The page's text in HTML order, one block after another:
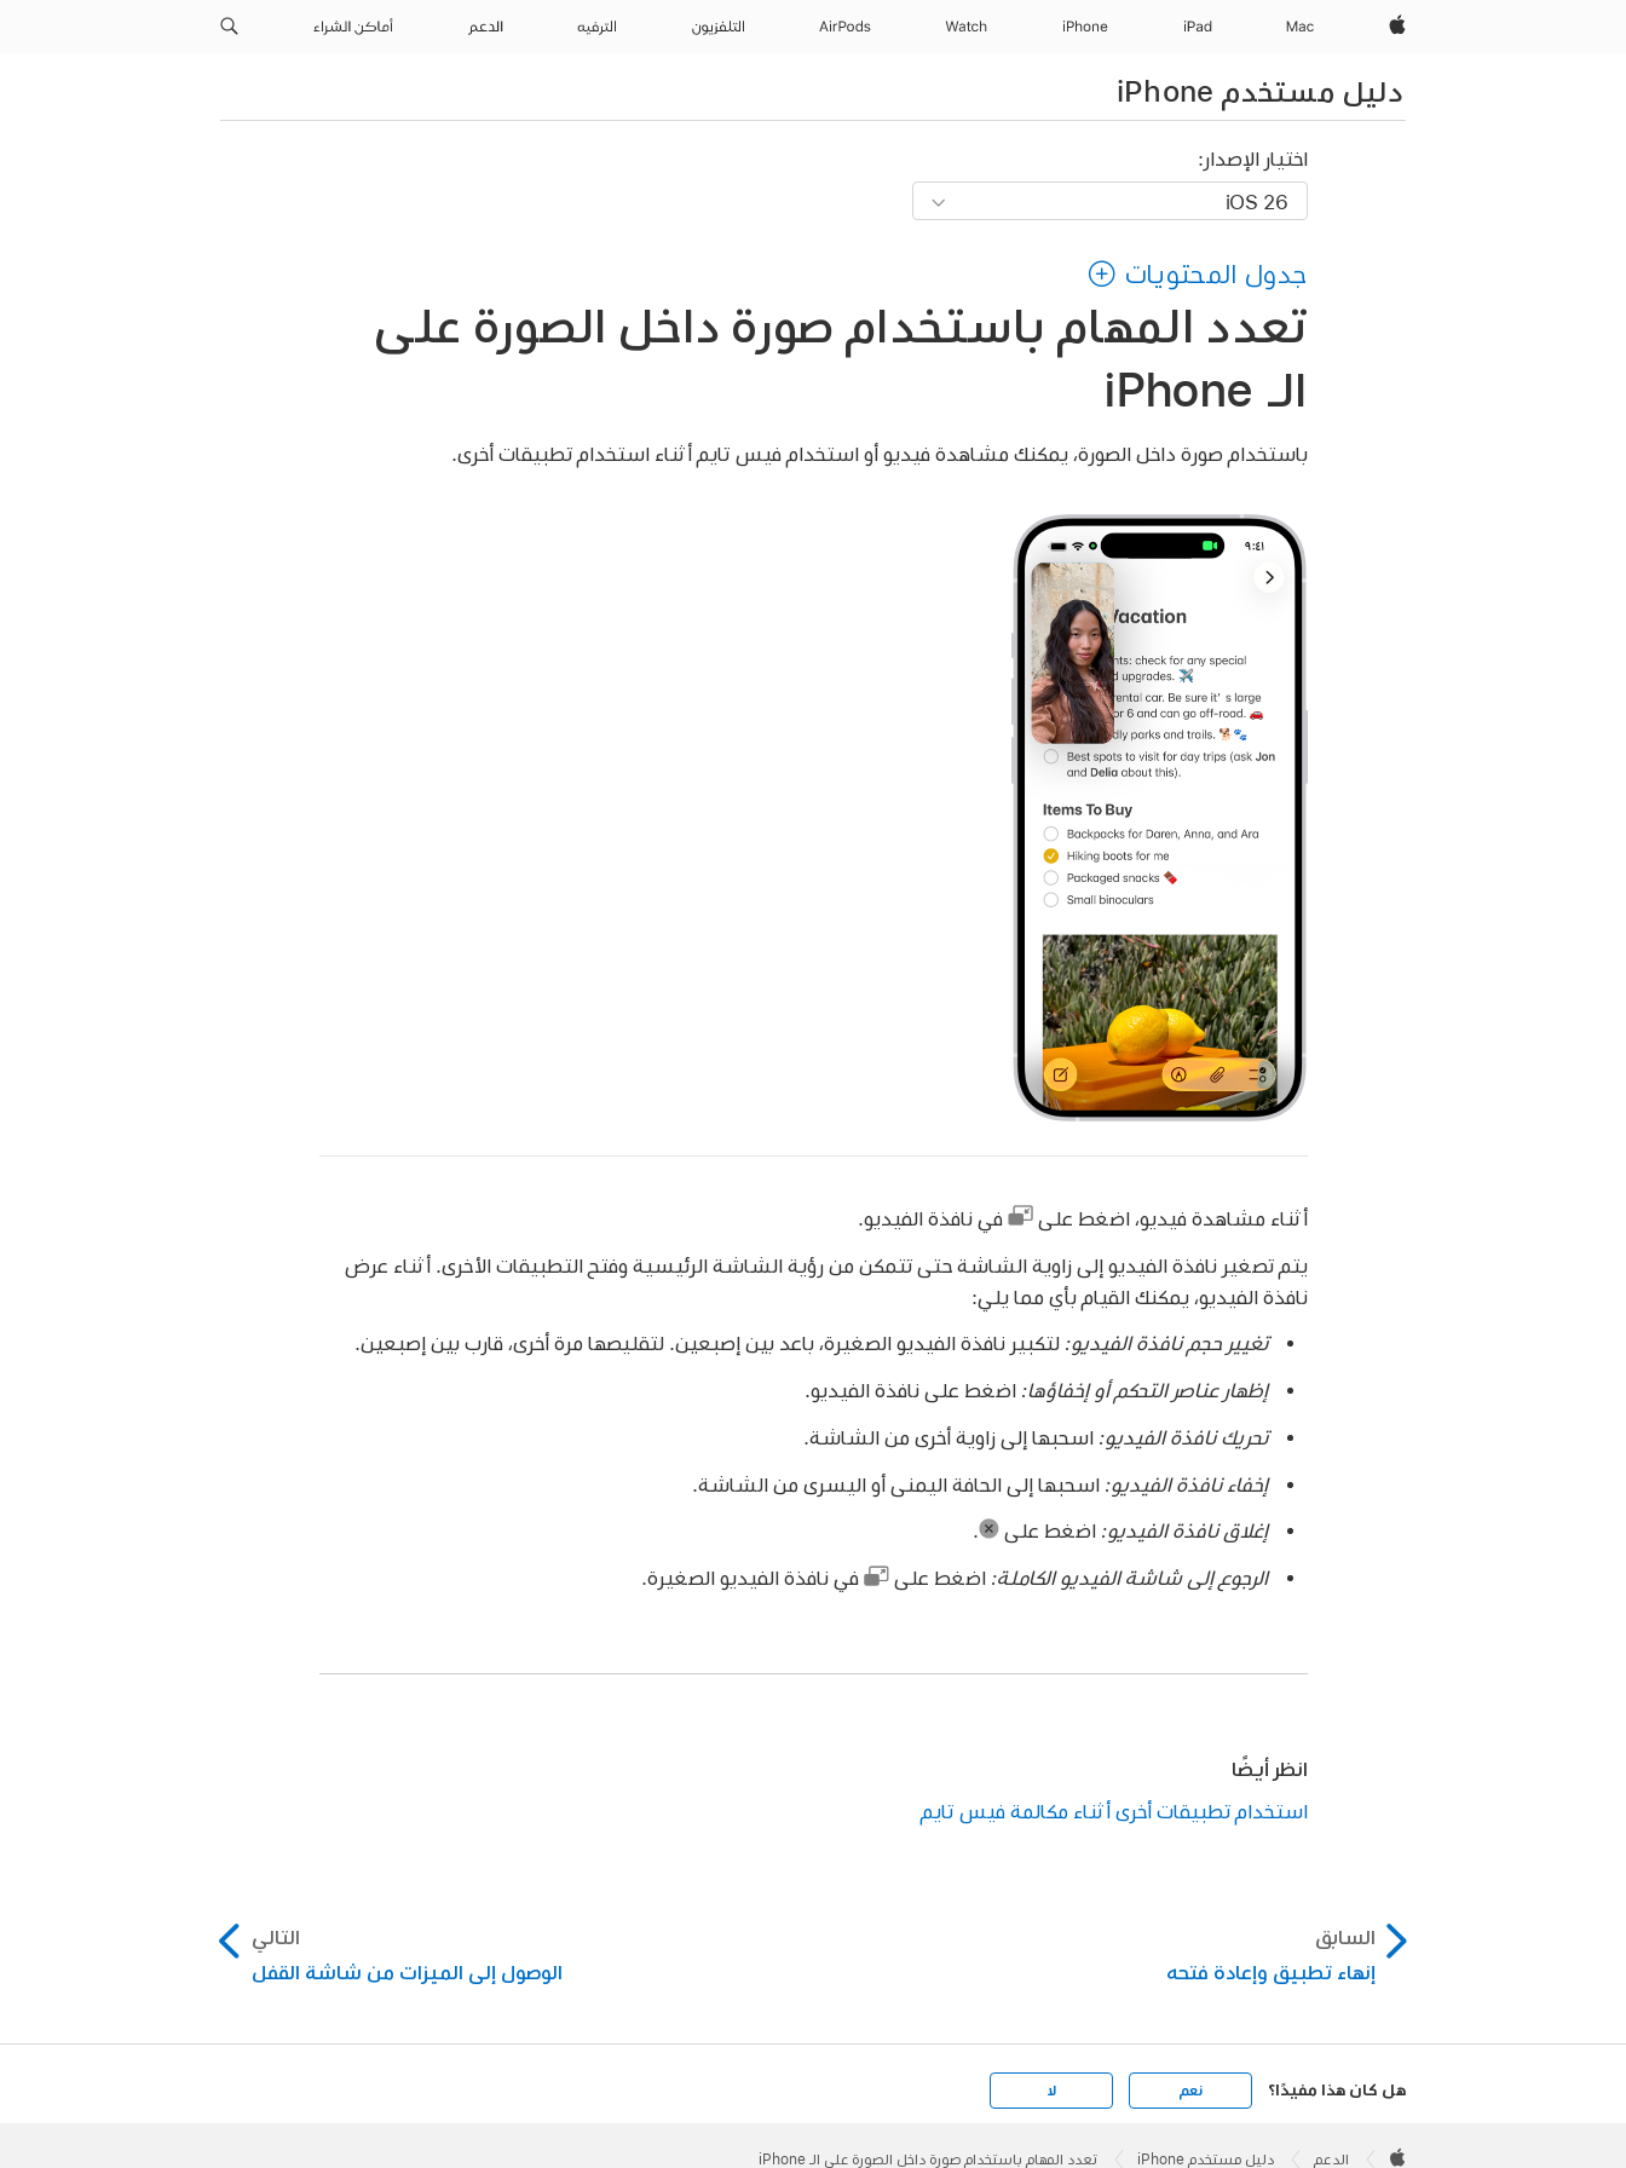
Apple‏
Mac
iPad‏
iPhone
Watch
AirPods التلفزيون الترفيه الدعم أماكن الشراء
دليل مستخدم iPhone
اختيار الإصدار:
جدول المحتويات
تعدد المهام باستخدام صورة داخل الصورة على
الـ iPhone
باستخدام صورة داخل الصورة، يمكنك مشاهدة فيديو أو استخدام فيس تايم أثناء استخدام تطبيقات أخرى.
أثناء مشاهدة فيديو، اضغط على في نافذة الفيديو.
يتم تصغير نافذة الفيديو إلى زاوية الشاشة حتى تتمكن من رؤية الشاشة الرئيسية وفتح التطبيقات الأخرى. أثناء عرض
نافذة الفيديو، يمكنك القيام بأي مما يلي:
تغيير حجم نافذة الفيديو: لتكبير نافذة الفيديو الصغيرة، باعد بين إصبعين. لتقليصها مرة أخرى، قارب بين إصبعين.
إظهار عناصر التحكم أو إخفاؤها: اضغط على نافذة الفيديو.
تحريك نافذة الفيديو: اسحبها إلى زاوية أخرى من الشاشة.
إخفاء نافذة الفيديو: اسحبها إلى الحافة اليمنى أو اليسرى من الشاشة.
إغلاق نافذة الفيديو: اضغط على .
الرجوع إلى شاشة الفيديو الكاملة: اضغط على في نافذة الفيديو الصغيرة.
انظر أيضًا
استخدام تطبيقات أخرى أثناء مكالمة فيس تايم
السابق
إنهاء تطبيق وإعادة فتحه
التالي
الوصول إلى الميزات من شاشة القفل
هل كان هذا مفيدًا؟ نعم لا
Footer
 الدعم دليل مستخدم iPhone تعدد المهام باستخدام صورة داخل الصورة على الـ iPhone